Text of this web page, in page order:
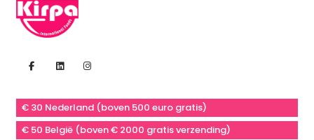
€ 30 Nederland (boven 500 euro gratis)
€ 50 België (boven € 2000 gratis verzending)